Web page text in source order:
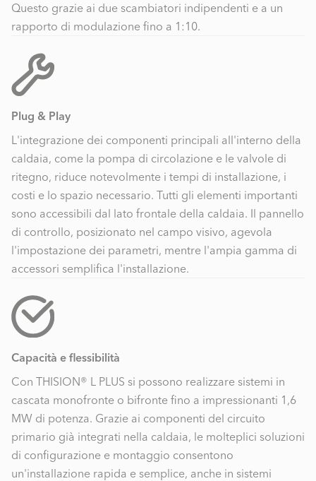
Questo grazie ai due scambiatori indipendenti e a un
rapporto di modulazione fino a 1:10.
Plug & Play
L'integrazione dei componenti principali all'interno della
caldaia, come la pompa di circolazione e le valvole di
ritegno, riduce notevolmente i tempi di installazione, i
costi e lo spazio necessario. Tutti gli elementi importanti
sono accessibili dal lato frontale della caldaia. Il pannello
di controllo, posizionato nel campo visivo, agevola
l'impostazione dei parametri, mentre l'ampia gamma di
accessori semplifica l'installazione.
Capacità e flessibilità
Con THISION® L PLUS si possono realizzare sistemi in
cascata monofronte o bifronte fino a impressionanti 1,6
MW di potenza. Grazie ai componenti del circuito
primario già integrati nella caldaia, le molteplici soluzioni
di configurazione e montaggio consentono
un'installazione rapida e semplice, anche in sistemi